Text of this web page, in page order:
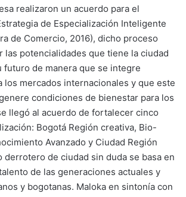
realizaron un acuerdo para el
de Especialización Inteligente
de Comercio, 2016), dicho proceso
las potencialidades que tiene la ciudad
futuro de manera que se integre
los mercados internacionales y que este
condiciones de bienestar para los
llegó al acuerdo de fortalecer cinco
Bogotá Región creativa, Bio-
Avanzado y Ciudad Región
derrotero de ciudad sin duda se basa en
de las generaciones actuales y
y bogotanas. Maloka en sintonía con